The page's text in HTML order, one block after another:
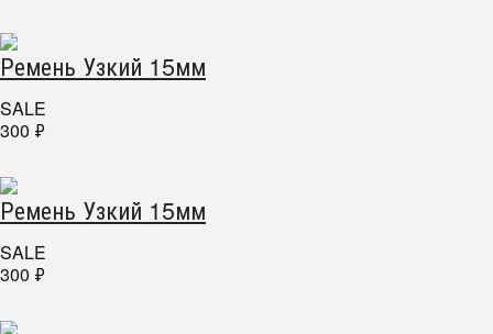
Ремень Узкий 15мм
SALE
300 ₽
Ремень Узкий 15мм
SALE
300 ₽